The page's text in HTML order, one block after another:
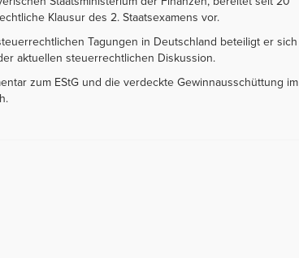
Klausur des 2. Staatsexamens vor.
Tagungen in Deutschland beteiligt er sich
aktuellen steuerrechtlichen Diskussion.
zum EStG und die verdeckte Gewinnausschüttung im